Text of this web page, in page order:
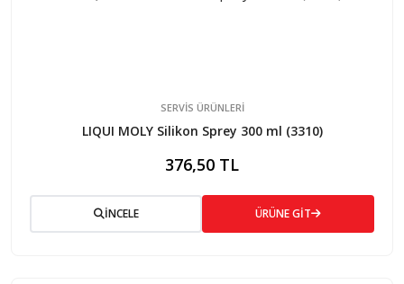
SERVİS ÜRÜNLERİ
LIQUI MOLY Silikon Sprey 300 ml (3310)
376,50 TL
İNCELE ÜRÜNE GİT